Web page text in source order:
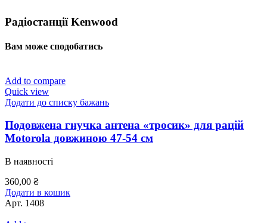
Радіостанції Kenwood
Вам може сподобатись
Add to compare
Quick view
Додати до списку бажань
Подовжена гнучка антена «тросик» для рацій
Motorola довжиною 47-54 см
В наявності
360,00 ₴
Додати в кошик
Арт. 1408